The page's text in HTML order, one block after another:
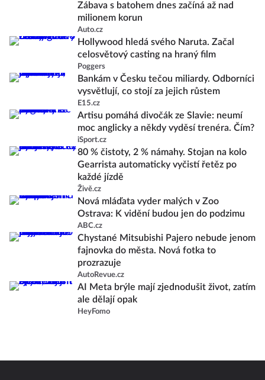
Zábava s batohem dnes začíná až nad
milionem korun
Auto.cz
Hollywood hledá svého Naruta. Začal
celosvětový casting na hraný film
Poggers
Bankám v Česku tečou miliardy. Odborníci
vysvětlují, co stojí za jejich růstem
E15.cz
Artisu pomáhá divočák ze Slavie: neumí
moc anglicky a někdy vyděsí trenéra. Čím?
iSport.cz
80 % čistoty, 2 % námahy. Stojan na kolo
Gearrista automaticky vyčistí řetěz po
každé jízdě
Živě.cz
Nová mláďata vyder malých v Zoo
Ostrava: K vidění budou jen do podzimu
ABC.cz
Chystané Mitsubishi Pajero nebude jenom
fajnovka do města. Nová fotka to
prozrazuje
AutoRevue.cz
AI Meta brýle mají zjednodušit život, zatím
ale dělají opak
HeyFomo